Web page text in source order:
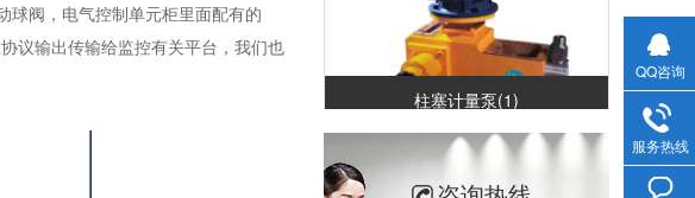
球阀 ， 电气控制单元柜里面配有的
议输出传输给监控有关平台，我们也
柱塞计量泵(1)
QQ咨询
服务热线